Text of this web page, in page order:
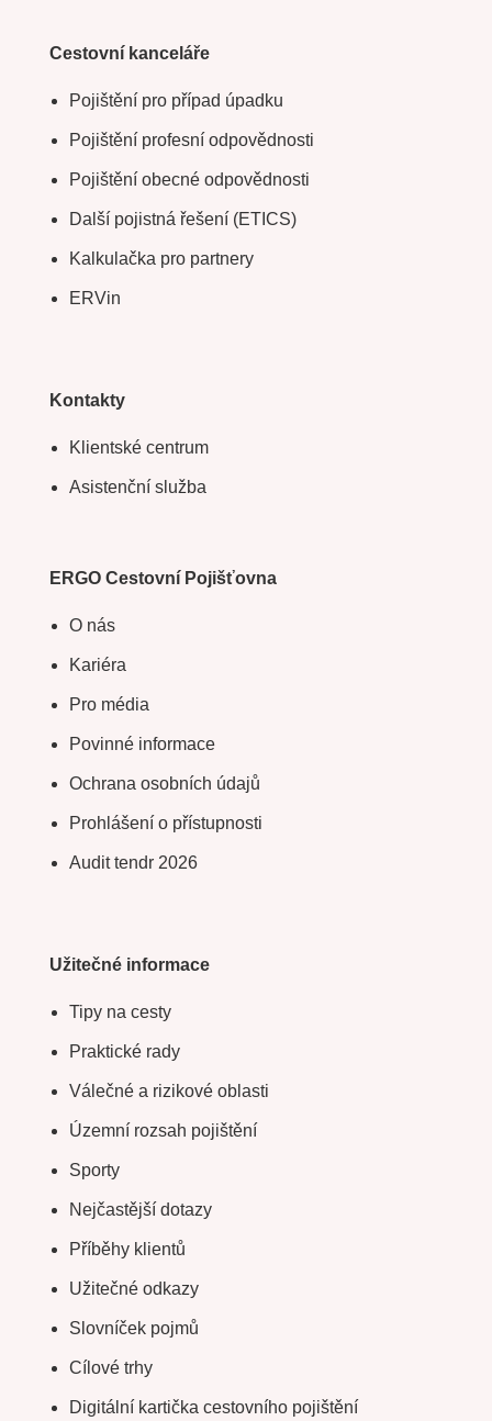
Cestovní kanceláře
Pojištění pro případ úpadku
Pojištění profesní odpovědnosti
Pojištění obecné odpovědnosti
Další pojistná řešení (ETICS)
Kalkulačka pro partnery
ERVin
Kontakty
Klientské centrum
Asistenční služba
ERGO Cestovní Pojišťovna
O nás
Kariéra
Pro média
Povinné informace
Ochrana osobních údajů
Prohlášení o přístupnosti
Audit tendr 2026
Užitečné informace
Tipy na cesty
Praktické rady
Válečné a rizikové oblasti
Územní rozsah pojištění
Sporty
Nejčastější dotazy
Příběhy klientů
Užitečné odkazy
Slovníček pojmů
Cílové trhy
Digitální kartička cestovního pojištění